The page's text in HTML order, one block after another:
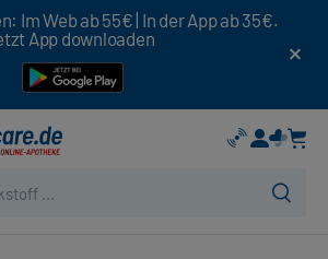
Im Web ab 55€ | In der App ab 35€.
App downloaden